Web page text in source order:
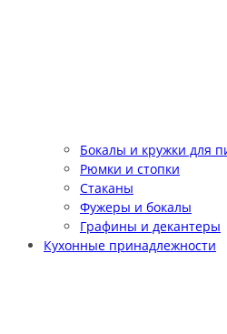
Бокалы и кружки для
Рюмки и стопки
Стаканы
Фужеры и бокалы
Графины и декантеры
Кухонные принадлежности